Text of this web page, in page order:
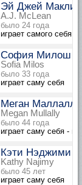
Эй Джей Маклин
A.J. McLean
было 24 года
играет самого себя
София Милош
Sofia Milos
было 33 года
играет саму себя
Меган Маллалли
Megan Mullally
было 44 года
играет саму себя -
Кэти Нэджими
Kathy Najimy
было 45 лет
играет саму себя